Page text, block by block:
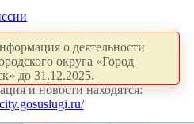
о деятельности
округа «Город
до 31.12.2025.
и новости находятся: